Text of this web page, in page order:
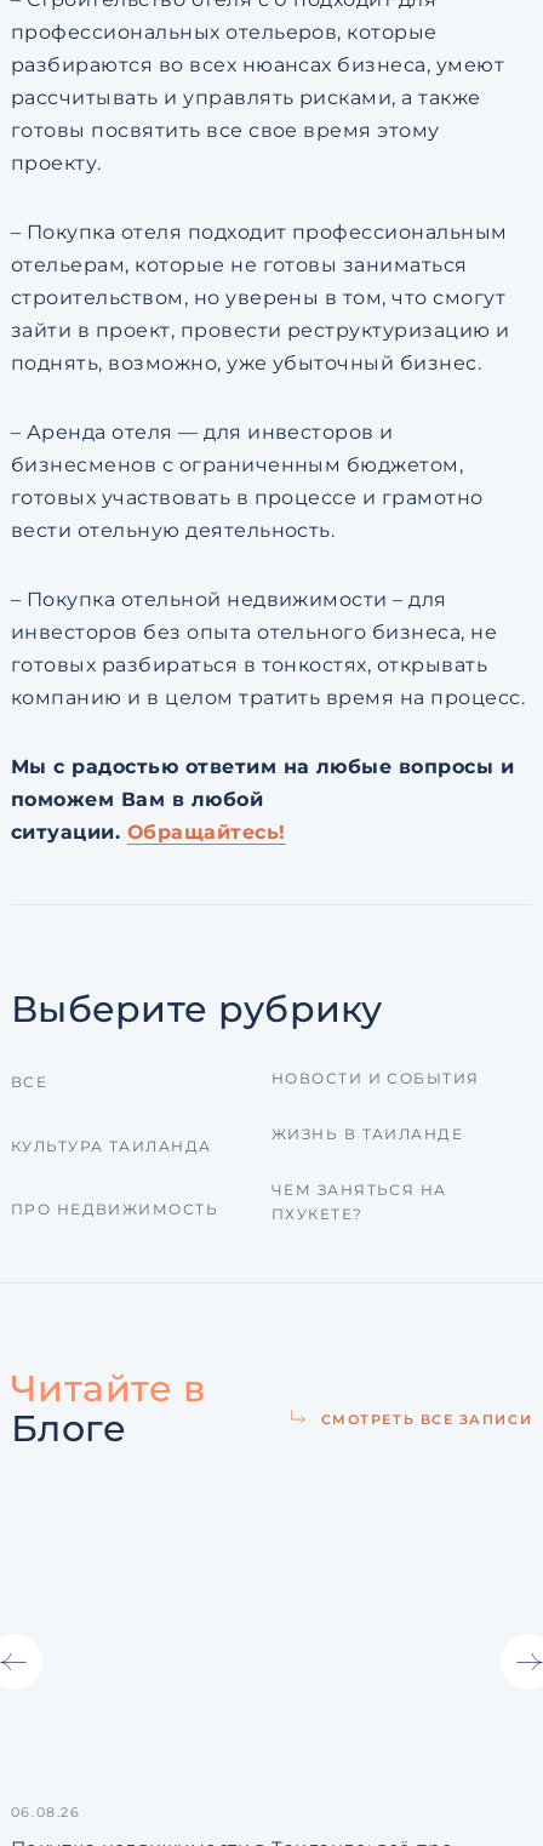
профессиональных отельеров, которые
разбираются во всех нюансах бизнеса, умеют
рассчитывать и управлять рисками, а также
готовы посвятить все свое время этому
проекту.
– Покупка отеля подходит профессиональным
отельерам, которые не готовы заниматься
строительством, но уверены в том, что смогут
зайти в проект, провести реструктуризацию и
поднять, возможно, уже убыточный бизнес.
– Аренда отеля — для инвесторов и
бизнесменов с ограниченным бюджетом,
готовых участвовать в процессе и грамотно
вести отельную деятельность.
– Покупка отельной недвижимости – для
инвесторов без опыта отельного бизнеса, не
готовых разбираться в тонкостях, открывать
компанию и в целом тратить время на процесс.
Мы с радостью ответим на любые вопросы и
поможем Вам в любой
ситуации. Обращайтесь!
Выберите рубрику
ВСЕ
КУЛЬТУРА ТАИЛАНДА
ПРО НЕДВИЖИМОСТЬ
НОВОСТИ И СОБЫТИЯ
ЖИЗНЬ В ТАИЛАНДЕ
ЧЕМ ЗАНЯТЬСЯ НА
ПХУКЕТЕ?
Читайте в
Блоге
СМОТРЕТЬ ВСЕ ЗАПИСИ
06.08.26